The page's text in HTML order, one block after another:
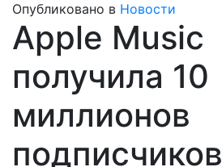
Опубликовано в Новости
Apple Music
получила 10
миллионов
подписчиков